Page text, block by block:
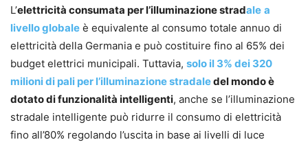
L’elettricità consumata per l’illuminazione stradale a
livello globale è equivalente al consumo totale annuo di
elettricità della Germania e può costituire fino al 65% dei
budget elettrici municipali. Tuttavia, solo il 3% dei 320
milioni di pali per l’illuminazione stradaledel mondo è
dotato di funzionalità intelligenti, anche se l’illuminazione
stradale intelligente può ridurre il consumo di elettricità
fino all’80% regolando l’uscita in base ai livelli di luce